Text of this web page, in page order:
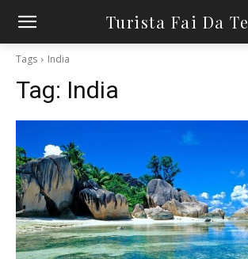
Turista Fai Da Te
Tags India
Tag: India